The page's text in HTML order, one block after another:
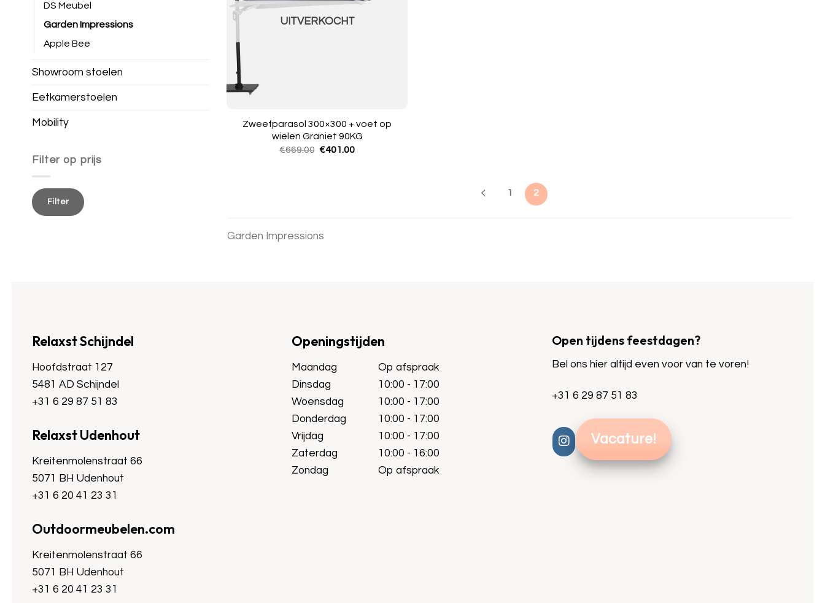
DS Meubel
Garden Impressions
Apple Bee
Showroom stoelen
Eetkamerstoelen
Mobility
Filter op prijs
Min.
prijs
Max.
prijs Filter
UITVERKOCHT
Zweefparasol 300×300 + voet op
wielen Graniet 90KG
€669.00 Oorspronkelijke
€401.00Huidige
1
2
Garden Impressions
Relaxst Schijndel
Hoofdstraat 127
5481 AD Schijndel
+31 6 29 87 51 83
Relaxst Udenhout
Kreitenmolenstraat 66
5071 BH Udenhout
+31 6 20 41 23 31
Outdoormeubelen.com
Kreitenmolenstraat 66
5071 BH Udenhout
+31 6 20 41 23 31
Openingstijden
Maandag
Dinsdag
Woensdag
Donderdag
Vrijdag
Zaterdag
Zondag
Op afspraak
10:00 - 17:00
10:00 - 17:00
10:00 - 17:00
10:00 - 17:00
10:00 - 16:00
Op afspraak
Open tijdens feestdagen?
Bel ons hier altijd even voor van te voren!
+31 6 29 87 51 83
Vacature!